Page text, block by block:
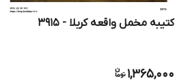
کتیبه مخمل واقعه کربلا - 3915
1,365,000